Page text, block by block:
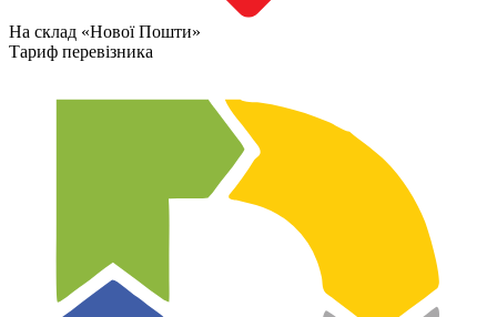
На склад «Нової Пошти»
Тариф перевізника